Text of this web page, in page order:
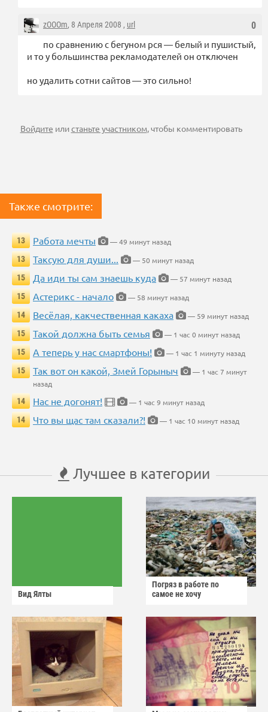
0
zOOOm, 8 Апреля 2008 , url
по сравнению с бегуном рся — белый и пушистый,
и то у большинства рекламодателей он отключен
но удалить сотни сайтов — это сильно!
Войдите илистаньте участником, чтобы комментировать
Также смотрите:
13 Работа мечты
— 49 минут назад
13
Таксую для души...
— 50 минут назад
15
Да иди ты сам знаешь куда
— 57 минут назад
15
Астерикс - начало
— 58 минут назад
14
Весёлая, какчественная какаха
— 59 минут назад
15
Такой должна быть семья
— 1 час 0 минут назад
15
А теперь у нас смартфоны!
— 1 час 1 минуту назад
15
Так вот он какой, Змей Горыныч
— 1 час 7 минут
назад
14
Нас не догонят!
— 1 час 9 минут назад
14
Что вы щас там сказали?! — 1 час 10 минут назад
Лучшее в категории
Вид Ялты
Погряз в работе по
самое не хочу